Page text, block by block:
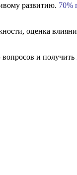
развитию. 70%
оценка
и получить